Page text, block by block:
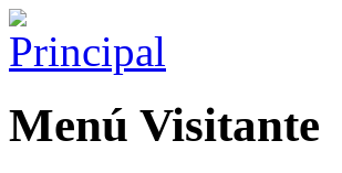
Menú Visitante